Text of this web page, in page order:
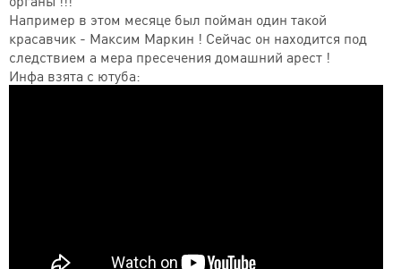
Например в этом месяце был пойман один такой
красавчик - Максим Маркин ! Сейчас он находится под
следствием а мера пресечения домашний арест !
Инфа взята с ютуба: